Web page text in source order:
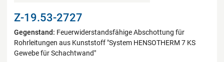
Z-19.53-2727
Gegenstand: Feuerwiderstandsfähige Abschottung für
Rohrleitungen aus Kunststoff "System HENSOTHERM 7 KS
Gewebe für Schachtwand"